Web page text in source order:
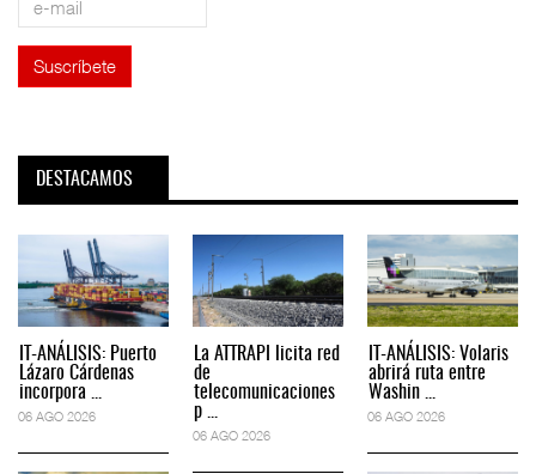
DESTACAMOS
IT-ANÁLISIS: Puerto
Lázaro Cárdenas
incorpora ...
06 AGO 2026
La ATTRAPI licita red
de
telecomunicaciones
p ...
06 AGO 2026
IT-ANÁLISIS: Volaris
abrirá ruta entre
Washin ...
06 AGO 2026